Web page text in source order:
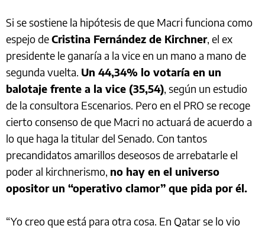
Si se sostiene la hipótesis de que Macri funciona como
espejo deCristina Fernández de Kirchner, el ex
presidente le ganaría a la vice en un mano a mano de
segunda vuelta. Un 44,34% lo votaría en un
balotaje frente a la vice (35,54), según un estudio
de la consultora Escenarios. Pero en el PRO se recoge
cierto consenso de que Macri no actuará de acuerdo a
lo que haga la titular del Senado. Con tantos
precandidatos amarillos deseosos de arrebatarle el
poder al kirchnerismo, no hay en el universo
opositor un “operativo clamor” que pida por él.
“Yo creo que está para otra cosa. En Qatar se lo vio